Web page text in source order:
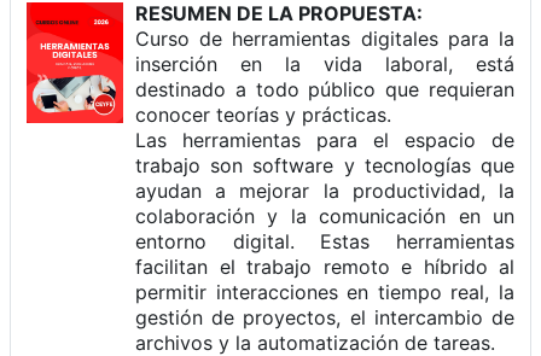
RESUMEN DE LA PROPUESTA:
Curso de herramientas digitales para la
inserción en la vida laboral, está
destinado a todo público que requieran
conocer teorías y prácticas.
Las herramientas para el espacio de
trabajo son software y tecnologías que
ayudan a mejorar la productividad, la
colaboración y la comunicación en un
entorno digital. Estas herramientas
facilitan el trabajo remoto e híbrido al
permitir interacciones en tiempo real, la
gestión de proyectos, el intercambio de
archivos y la automatización de tareas.